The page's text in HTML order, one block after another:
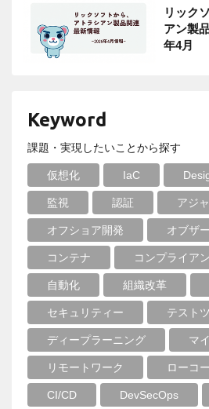
リック
アン製
年4月
Keyword
課題・実現したいことから探す
仮想化 IaC
監視 認証 アジ
オフショア開発 オブザ
コンテナ コンプライア
自動化 組織改革
セキュリティー テスト
ディープラーニング マ
リモートワーク ローコ
CI/CD DevSecOps